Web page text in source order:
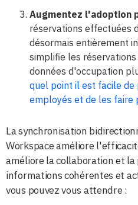
Augmentez l'adoption
réservations effectuées
désormais entièrement
simplifie les
données d'occupation
quel point il est facile de
employés et de les faire
La synchronisation
Workspace améliore
améliore la collaboration et
informations cohérentes et
vous pouvez vous attendre :